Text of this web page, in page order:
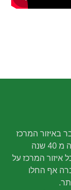
באיזור המרכז
ובמדינת ישראל בכלל. החברה עובדת למעלה מ 40 שנה
המרכז על
אף החלו